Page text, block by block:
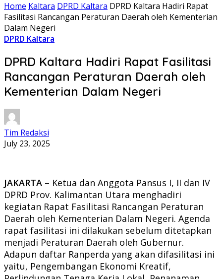
Home Kaltara DPRD Kaltara DPRD Kaltara Hadiri Rapat
Fasilitasi Rancangan Peraturan Daerah oleh Kementerian
Dalam Negeri
DPRD Kaltara
DPRD Kaltara Hadiri Rapat Fasilitasi
Rancangan Peraturan Daerah oleh
Kementerian Dalam Negeri
Tim Redaksi
July 23, 2025
JAKARTA – Ketua dan Anggota Pansus I, II dan IV
DPRD Prov. Kalimantan Utara menghadiri
kegiatan Rapat Fasilitasi Rancangan Peraturan
Daerah oleh Kementerian Dalam Negeri. Agenda
rapat fasilitasi ini dilakukan sebelum ditetapkan
menjadi Peraturan Daerah oleh Gubernur.
Adapun daftar Ranperda yang akan difasilitasi ini
yaitu, Pengembangan Ekonomi Kreatif,